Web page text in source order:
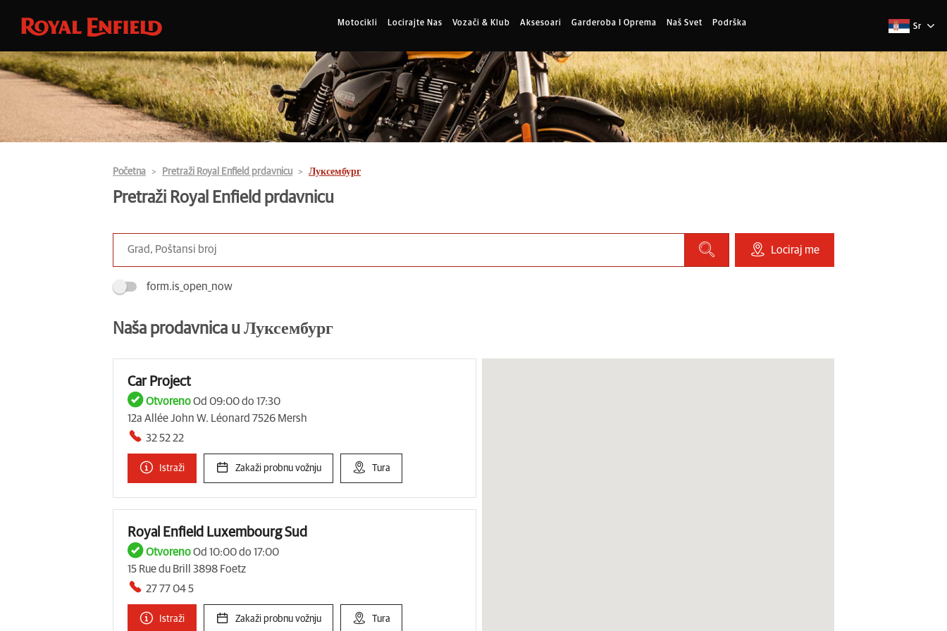
Motocikli Locirajte Nas Vozači & Klub Aksesoari Garderoba I Oprema Naš Svet Podrška Sr
Početna Pretraži Royal Enfield prdavnicu Луксембург
Pretraži Royal Enfield prdavnicu
Lociraj me
form.is_open_now
Naša prodavnica u Луксембург
Car Project
OtvorenoOd 09:00 do 17:30
12a Allée John W. Léonard 7526 Mersh
32 52 22
Istraži Zakaži probnu vožnju Tura
Royal Enfield Luxembourg Sud
OtvorenoOd 10:00 do 17:00
15 Rue du Brill 3898 Foetz
27 77 04 5
Istraži Zakaži probnu vožnju Tura